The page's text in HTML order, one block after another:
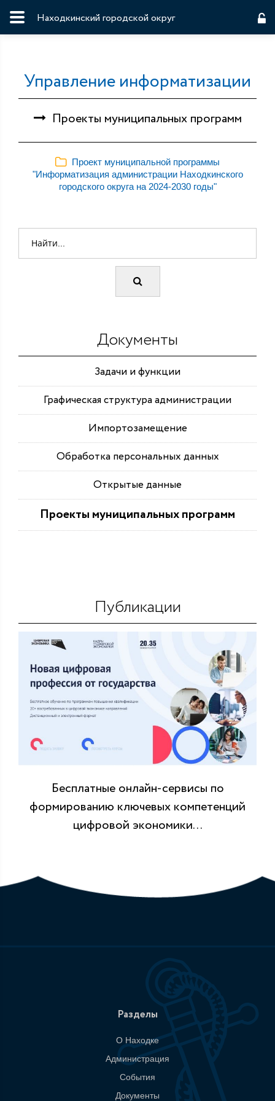
Находкинский городской округ
Управление информатизации
Проекты муниципальных программ
Проект муниципальной программы
"Информатизация администрации Находкинского
городского округа на 2024-2030 годы"
Документы
Задачи и функции
Графическая структура администрации
Импортозамещение
Обработка персональных данных
Открытые данные
Проекты муниципальных программ
Публикации
Бесплатные онлайн-сервисы по
формированию ключевых компетенций
цифровой экономики...
Разделы
О Находке
Администрация
События
Документы